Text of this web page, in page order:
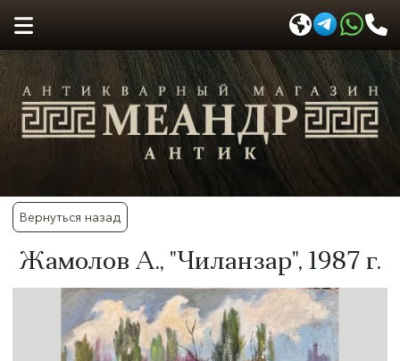
Вернуться назад
​Жамолов А., "Чиланзар", 1987 г.